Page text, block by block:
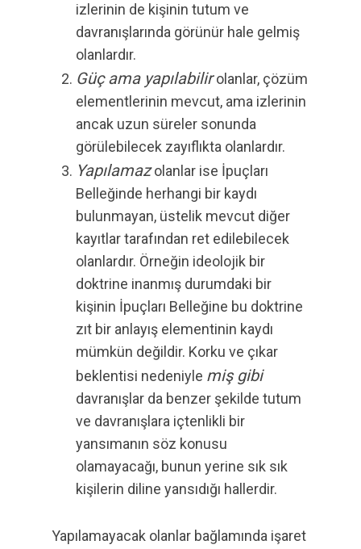
izlerinin de kişinin tutum ve
davranışlarında görünür hale gelmiş
olanlardır.
Güç ama yapılabilirolanlar, çözüm
elementlerinin mevcut, ama izlerinin
ancak uzun süreler sonunda
görülebilecek zayıflıkta olanlardır.
Yapılamazolanlar ise İpuçları
Belleğinde herhangi bir kaydı
bulunmayan, üstelik mevcut diğer
kayıtlar tarafından ret edilebilecek
olanlardır. Örneğin ideolojik bir
doktrine inanmış durumdaki bir
kişinin İpuçları Belleğine bu doktrine
zıt bir anlayış elementinin kaydı
mümkün değildir. Korku ve çıkar
beklentisi nedeniyle miş gibi
davranışlar da benzer şekilde tutum
ve davranışlara içtenlikli bir
yansımanın söz konusu
olamayacağı, bunun yerine sık sık
kişilerin diline yansıdığı hallerdir.
Yapılamayacak olanlar bağlamında işaret